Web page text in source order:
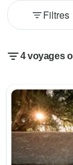
Filtres
4 voyages